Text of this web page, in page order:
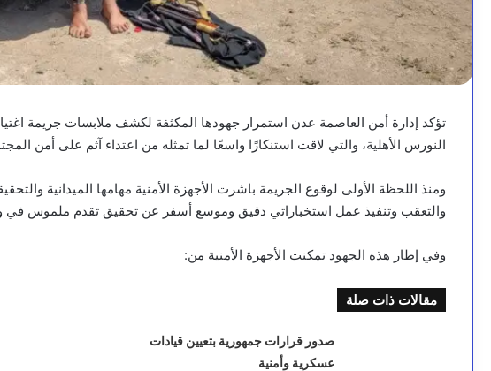
تؤكد إدارة أمن العاصمة عدن استمرار جهودها المكثفة لكشف ملابسات جريمة
النورس الأهلية، والتي لاقت استنكارًا واسعًا لما تمثله من اعتداء آثم على أمن
ومنذ اللحظة الأولى لوقوع الجريمة باشرت الأجهزة الأمنية مهامها الميدانية
والتعقب وتنفيذ عمل استخباراتي دقيق وموسع أسفر عن تحقيق تقدم ملموس
وفي إطار هذه الجهود تمكنت الأجهزة الأمنية من:
مقالات ذات صلة
صدور قرارات جمهورية بتعيين قيادات
عسكرية وأمنية